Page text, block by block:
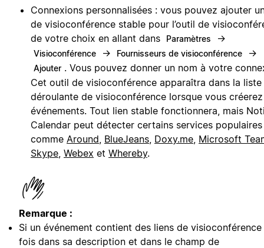
Connexions personnalisées : vous pouvez ajouter
de visioconférence stable pour l’outil de
de votre choix en allant dans
Paramètres →
Visioconférence → Fournisseurs de visioconférence →
Ajouter . Vous pouvez donner un nom à votre
Cet outil de visioconférence apparaîtra dans la liste
déroulante de visioconférence lorsque vous
événements. Tout lien stable fonctionnera, mais
Calendar peut détecter certains services populaires
comme Around BlueJeans Doxy.me Microsoft
Skype Webex et Whereby.
Remarque :
Si un événement contient des liens de visioconférence
fois dans sa description et dans le champ de